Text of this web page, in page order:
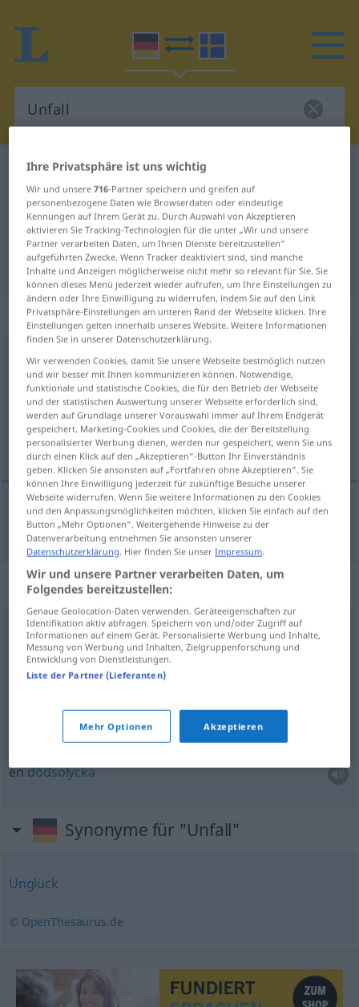
Deutsch-Schwedisch Wörterbuch
Deutsch-Schwedisch Übersetzung
für "Unfall"
"Unfall" Schwedisch Übersetzung
„Unfall“: Maskulinum, männlich
Unfallm
Übersicht aller Übersetzungen
(Für mehr Details die Übersetzung anklicken/antippen)
olycka, olycksfall
olycka,olycksfalln Unfall
Beispielsätze für "Unfall"
ein schwerer Unfall
ensvårolycka
olycka
endödsolycka
Synonyme für "Unfall"
Unglück
© OpenThesaurus.de
Ihre Privatsphäre ist uns wichtig
Wir und unsere716-Partner speichern und greifen auf
personenbezogene Daten wie Browserdaten oder eindeutige
Kennungen auf Ihrem Gerät zu. Durch Auswahl von Akzeptieren
aktivieren Sie Tracking-Technologien für die unter „Wir und unsere
Partner verarbeiten Daten, um Ihnen Dienste bereitzustellen“
aufgeführten Zwecke. Wenn Tracker deaktiviert sind, sind manche
Inhalte und Anzeigen möglicherweise nicht mehr so relevant für Sie. Sie
können dieses Menü jederzeit wieder aufrufen, um Ihre Einstellungen zu
ändern oder Ihre Einwilligung zu widerrufen, indem Sie auf den Link
Privatsphäre-Einstellungen am unteren Rand der Webseite klicken. Ihre
Einstellungen gelten innerhalb unseres Website. Weitere Informationen
finden Sie in unserer Datenschutzerklärung.
Wir verwenden Cookies, damit Sie unsere Webseite bestmöglich nutzen
und wir besser mit Ihnen kommunizieren können. Notwendige,
funktionale und statistische Cookies, die für den Betrieb der Webseite
und der statistischen Auswertung unserer Webseite erforderlich sind,
werden auf Grundlage unserer Vorauswahl immer auf Ihrem Endgerät
gespeichert. Marketing-Cookies und Cookies, die der Bereitstellung
personalisierter Werbung dienen, werden nur gespeichert, wenn Sie uns
durch einen Klick auf den „Akzeptieren“-Button Ihr Einverständnis
geben. Klicken Sie ansonsten auf „Fortfahren ohne Akzeptieren“. Sie
können Ihre Einwilligung jederzeit für zukünftige Besuche unserer
Webseite widerrufen. Wenn Sie weitere Informationen zu den Cookies
und den Anpassungsmöglichkeiten möchten, klicken Sie einfach auf den
Button „Mehr Optionen“. Weitergehende Hinweise zu der
Datenverarbeitung entnehmen Sie ansonsten unserer
Datenschutzerklärung. Hier finden Sie unserImpressum.
Wir und unsere Partner verarbeiten Daten, um
Folgendes bereitzustellen:
Genaue Geolocation-Daten verwenden. Geräteeigenschaften zur
Identifikation aktiv abfragen. Speichern von und/oder Zugriff auf
Informationen auf einem Gerät. Personalisierte Werbung und Inhalte,
Messung von Werbung und Inhalten, Zielgruppenforschung und
Entwicklung von Dienstleistungen.
Liste der Partner (Lieferanten)
Mehr Optionen Akzeptieren